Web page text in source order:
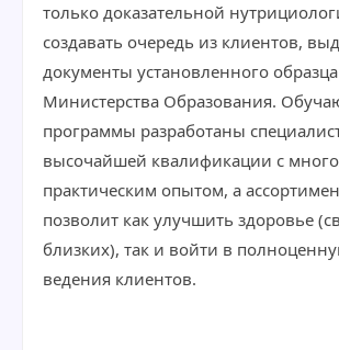
только доказательной
создавать очередь из клиентов,
документы установленного
Министерства Образования.
программы разработаны
высочайшей квалификации с
практическим опытом, а
позволит как улучшить здоровье
близких), так и войти в
ведения клиентов.